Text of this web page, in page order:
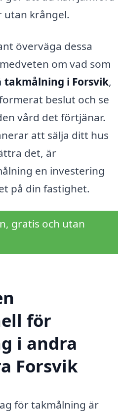
utan krångel.
överväga dessa
om vad som
takmålning i Forsvik,
beslut och se
vård det förtjänar.
att sälja ditt hus
det, är
en investering
på din fastighet.
gratis och utan
för
i andra
Forsvik
för takmålning är